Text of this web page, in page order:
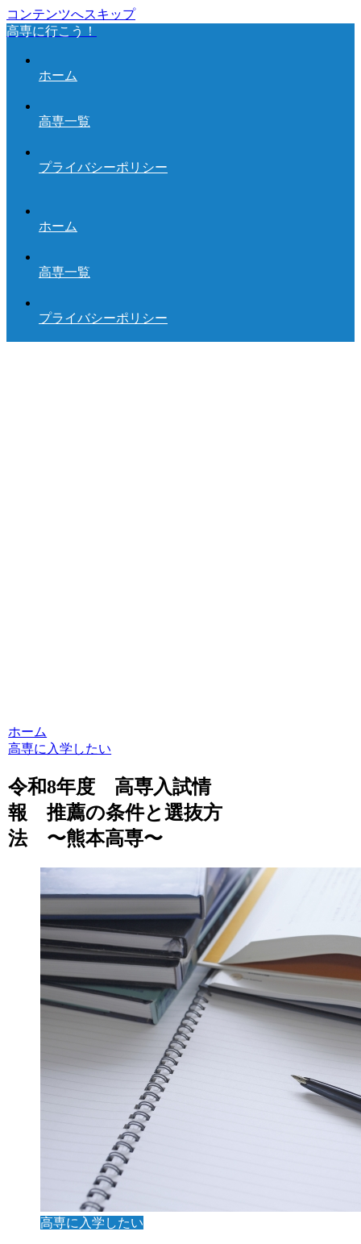
コンテンツへスキップ
高専に行こう！
ホーム
高専一覧
プライバシーポリシー
ホーム
高専一覧
プライバシーポリシー
ホーム
高専に入学したい
令和8年度 高専入試情
報 推薦の条件と選抜方
法 〜熊本高専〜
高専に入学したい